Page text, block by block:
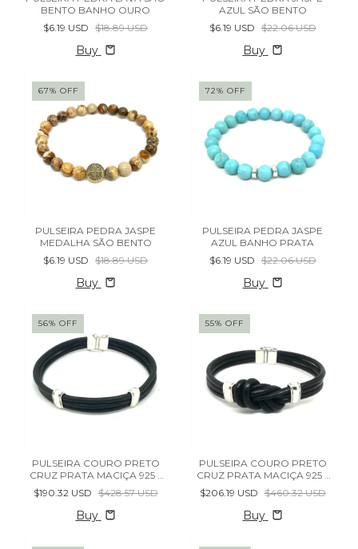
BENTO BANHO OURO
$6.19 USD $18.89 USD
Buy
AZUL SÃO BENTO
$6.19 USD $22.06 USD
Buy
67% OFF
PULSEIRA PEDRA JASPE
MEDALHA SÃO BENTO
$6.19 USD $18.89 USD
Buy
72% OFF
PULSEIRA PEDRA JASPE
AZUL BANHO PRATA
$6.19 USD $22.06 USD
Buy
56% OFF
PULSEIRA COURO PRETO
CRUZ PRATA MACIÇA 925 -
(cópia) - (cópia) - (cópia) -
(cópia)
$190.32 USD $428.57 USD
Buy
55% OFF
PULSEIRA COURO PRETO
CRUZ PRATA MACIÇA 925 -
(cópia) - (cópia) - (cópia)
$206.19 USD $460.32 USD
Buy